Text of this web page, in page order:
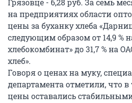
Грязовце - 6,28 руб. За семь
на предприятиях области
цены за буханку хлеба
следующим образом от 14,9 %
хлебокомбинат» до 31,7 % на
хлеб».
Говоря о ценах на муку,
департамента отметили, что в
цены оставались